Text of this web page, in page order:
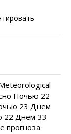
Ночью 22
23 Днем
22 Днем 33
прогноза